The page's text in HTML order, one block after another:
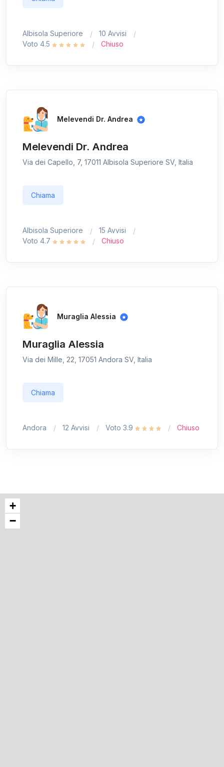
Albisola Superiore
10 Avvisi
Voto 4.5
Chiuso
Melevendi Dr. Andrea
Melevendi Dr. Andrea
Via dei Capello, 7, 17011 Albisola Superiore SV, Italia
Chiama
Albisola Superiore
15 Avvisi
Voto 4.7
Chiuso
Muraglia Alessia
Muraglia Alessia
Via dei Mille, 22, 17051 Andora SV, Italia
Chiama
Andora 12 Avvisi Voto 3.9 Chiuso
+
−